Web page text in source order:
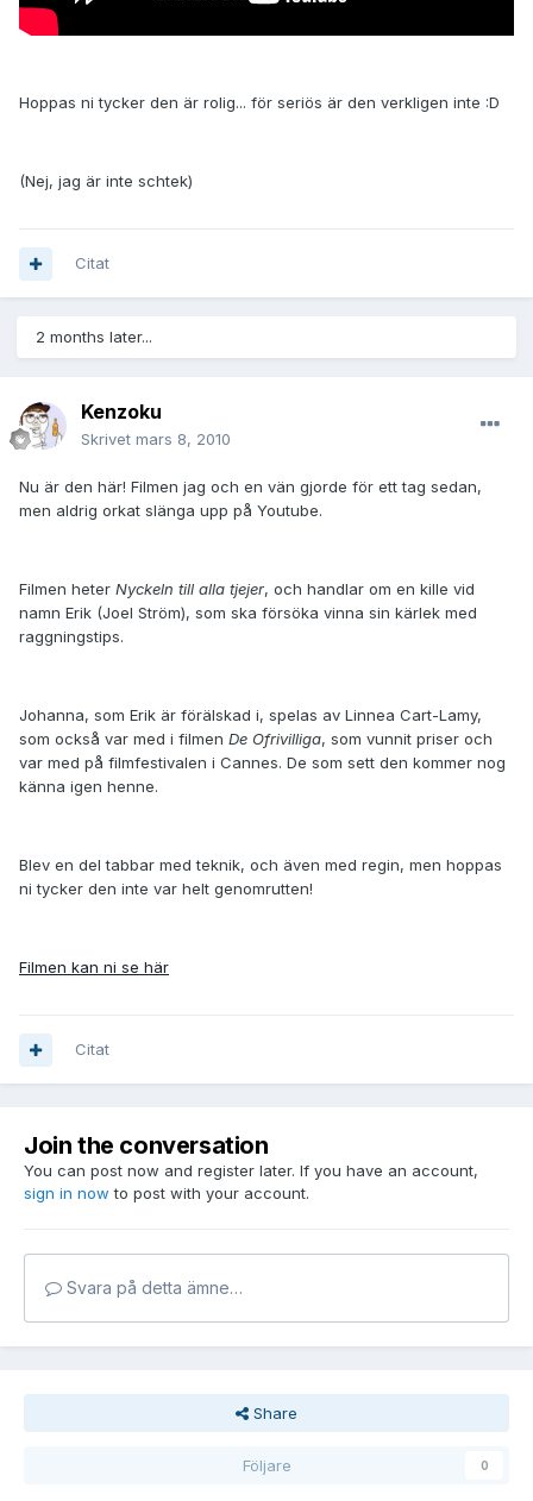
Hoppas ni tycker den är rolig... för seriös är den verkligen inte :D
(Nej, jag är inte schtek)
Citat
2 months later...
Kenzoku
Skrivet mars 8, 2010
Nu är den här! Filmen jag och en vän gjorde för ett tag sedan,
men aldrig orkat slänga upp på Youtube.
Filmen heter Nyckeln till alla tjejer, och handlar om en kille vid
namn Erik (Joel Ström), som ska försöka vinna sin kärlek med
raggningstips.
Johanna, som Erik är förälskad i, spelas av Linnea Cart-Lamy,
som också var med i filmen De Ofrivilliga, som vunnit priser och
var med på filmfestivalen i Cannes. De som sett den kommer nog
känna igen henne.
Blev en del tabbar med teknik, och även med regin, men hoppas
ni tycker den inte var helt genomrutten!
Filmen kan ni se här
Citat
Join the conversation
You can post now and register later. If you have an account,
sign in now to post with your account.
Svara på detta ämne…
Share
Följare 0